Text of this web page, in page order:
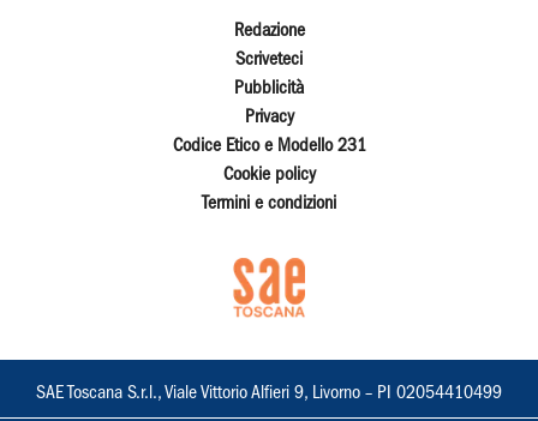
Redazione
Scriveteci
Pubblicità
Privacy
Codice Etico e Modello 231
Cookie policy
Termini e condizioni
SAE Toscana S.r.l., Viale Vittorio Alfieri 9, Livorno – PI 02054410499